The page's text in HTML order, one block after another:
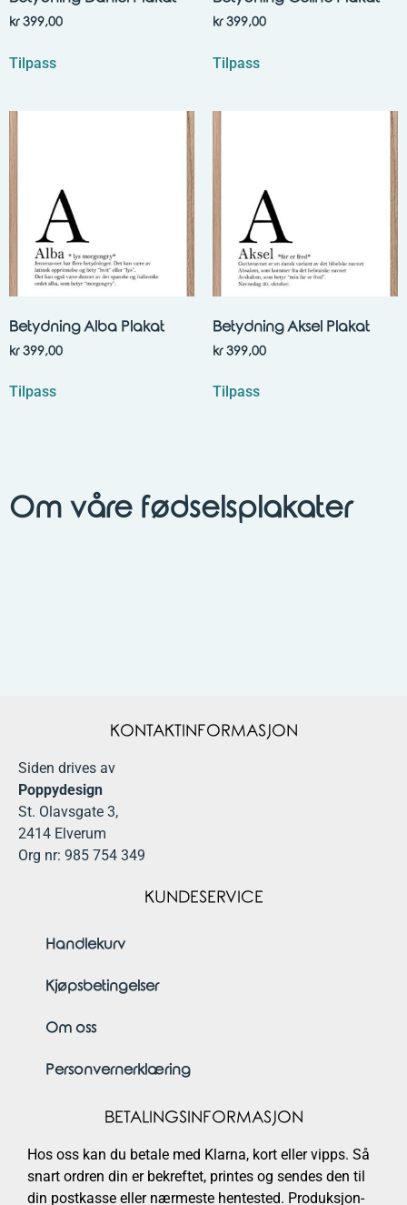
kr399,00
Tilpass
kr399,00
Tilpass
Betydning Alba Plakat
kr399,00
Tilpass
Betydning Aksel Plakat
kr399,00
Tilpass
Om våre fødselsplakater
KONTAKTINFORMASJON
Siden drives av
Poppydesign
St. Olavsgate 3,
2414 Elverum
Org nr: 985 754 349
KUNDESERVICE
Handlekurv
Kjøpsbetingelser
Om oss
Personvernerklæring
BETALINGSINFORMASJON
Hos oss kan du betale med Klarna, kort eller vipps. Så
snart ordren din er bekreftet, printes og sendes den til
din postkasse eller nærmeste hentested. Produksjon-